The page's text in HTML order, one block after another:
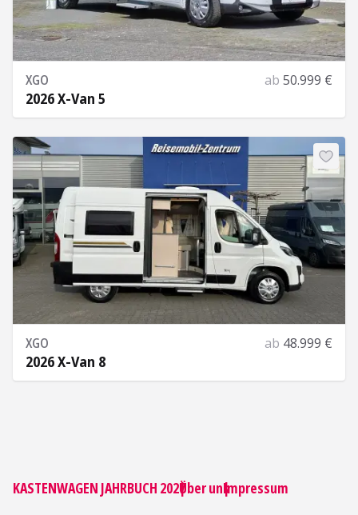
XGO ab 50.999 €
2026 X-Van 5
XGO ab 48.999 €
2026 X-Van 8
KASTENWAGEN JAHRBUCH 2027
|
Über uns
|
Impressum